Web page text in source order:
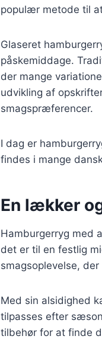
populær metode til
Glaseret
påskemiddage.
der mange
udvikling af
smagspræferencer.
I dag er
findes i mange
En lækker
Hamburgerryg med
det er til en festlig
smagsoplevelse,
Med sin alsidighed
tilpasses efter
tilbehør for at finde